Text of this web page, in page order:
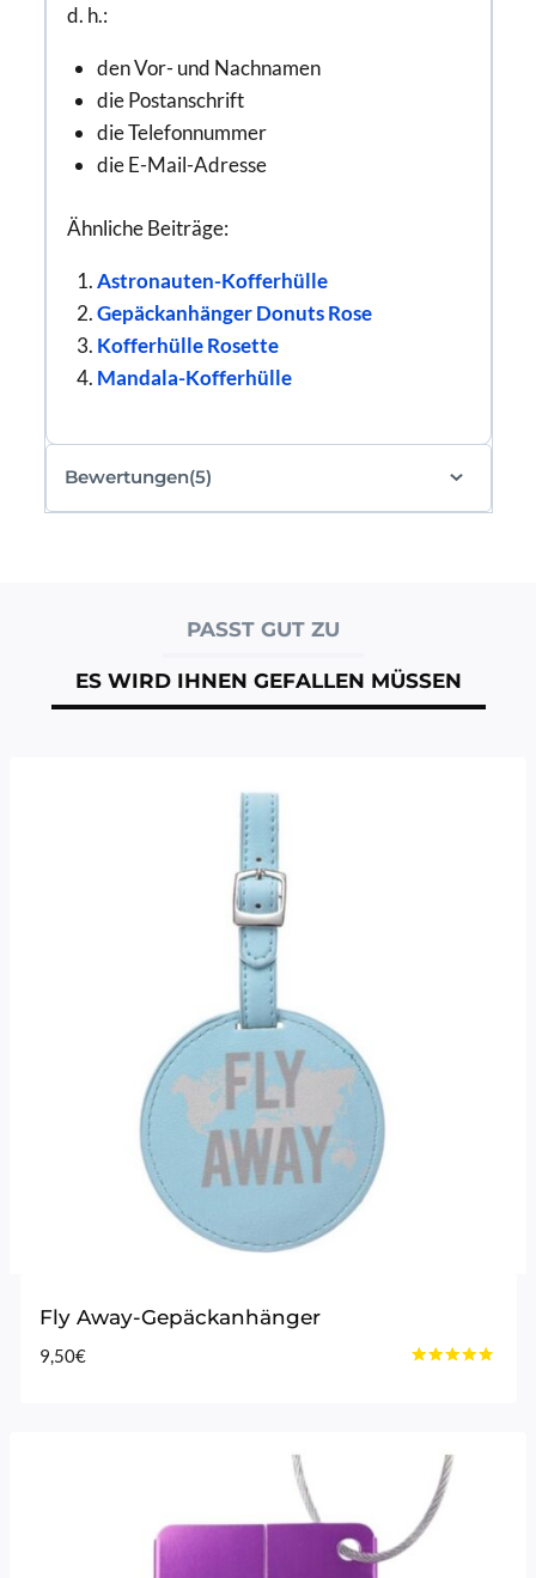
d. h.:
den Vor- und Nachnamen
die Postanschrift
die Telefonnummer
die E-Mail-Adresse
Ähnliche Beiträge:
Astronauten-Kofferhülle
Gepäckanhänger Donuts Rose
Kofferhülle Rosette
Mandala-Kofferhülle
Bewertungen(5)
PASST GUT ZU
ES WIRD IHNEN GEFALLEN MÜSSEN
Fly Away-Gepäckanhänger
9,50€